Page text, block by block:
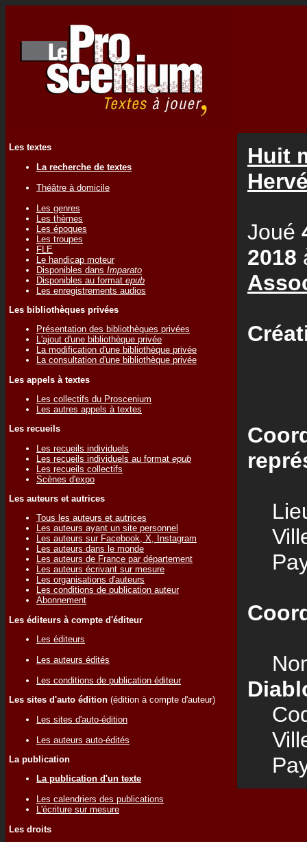
Les textes
La recherche de textes
Théâtre à domicile
Les genres
Les thèmes
Les époques
Les troupes
FLE
Le handicap moteur
Disponibles dans Imparato
Disponibles au format epub
Les enregistrements audios
Les bibliothèques privées
Présentation des bibliothèques privées
L'ajout d'une bibliothèque privée
La modification d'une bibliothèque privée
La consultation d'une bibliothèque privée
Les appels à textes
Les collectifs du Proscenium
Les autres appels à textes
Les recueils
Les recueils individuels
Les recueils individuels au format epub
Les recueils collectifs
Scènes d'expo
Les auteurs et autrices
Tous les auteurs et autrices
Les auteurs ayant un site personnel
Les auteurs sur Facebook, X, Instagram
Les auteurs dans le monde
Les auteurs de France par département
Les auteurs écrivant sur mesure
Les organisations d'auteurs
Les conditions de publication auteur
Abonnement
Les éditeurs à compte d'éditeur
Les éditeurs
Les auteurs édités
Les conditions de publication éditeur
Les sites d'auto édition (édition à compte d'auteur)
Les sites d'auto-édition
Les auteurs auto-édités
La publication
La publication d'un texte
Les calendriers des publications
L'écriture sur mesure
Les droits
Huit
Joué
2018